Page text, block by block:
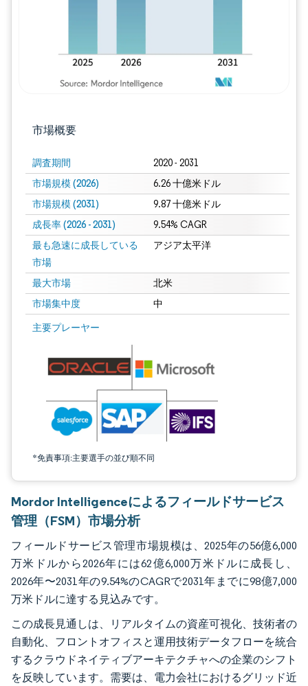
市場概要
調査期間 2020 - 2031
市場規模 (2026) 6.26 十億米ドル
市場規模 (2031) 9.87 十億米ドル
成長率 (2026 - 2031) 9.54% CAGR
最も急速に成長している
市場
アジア太平洋
最大市場 北米
市場集中度 中
主要プレーヤー
*免責事項:主要選手の並び順不同
画像 © Mordor Intelligence。再利用にはCC BY 4.0の表示が必要です。
Mordor Intelligenceによるフィールドサービス
管理（FSM）市場分析
フィールドサービス管理市場規模は、2025年の56億6,000
万米ドルから2026年には62億6,000万米ドルに成長し、
2026年〜2031年の9.54%のCAGRで2031年までに98億7,000
万米ドルに達する見込みです。
この成長見通しは、リアルタイムの資産可視化、技術者の
自動化、フロントオフィスと運用技術データフローを統合
するクラウドネイティブアーキテクチャへの企業のシフト
を反映しています。需要は、電力会社におけるグリッド近